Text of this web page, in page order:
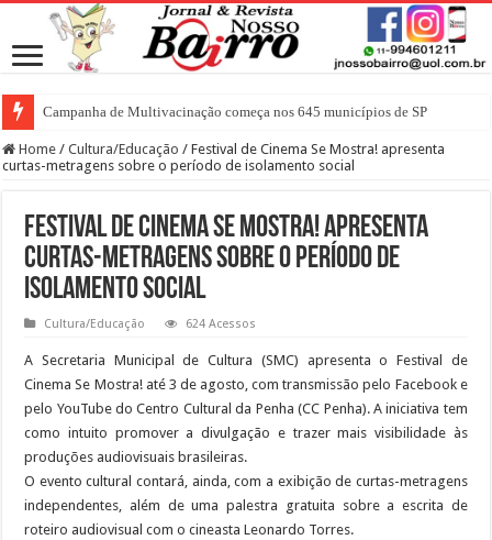
Campanha de Multivacinação começa nos 645 municípios de SP
Home / Cultura/Educação / Festival de Cinema Se Mostra! apresenta
curtas-metragens sobre o período de isolamento social
Festival de Cinema Se Mostra! apresenta
curtas-metragens sobre o período de
isolamento social
Cultura/Educação 624 Acessos
A Secretaria Municipal de Cultura (SMC) apresenta o Festival de
Cinema Se Mostra! até 3 de agosto, com transmissão pelo Facebook e
pelo YouTube do Centro Cultural da Penha (CC Penha). A iniciativa tem
como intuito promover a divulgação e trazer mais visibilidade às
produções audiovisuais brasileiras.
O evento cultural contará, ainda, com a exibição de curtas-metragens
independentes, além de uma palestra gratuita sobre a escrita de
roteiro audiovisual com o cineasta Leonardo Torres.